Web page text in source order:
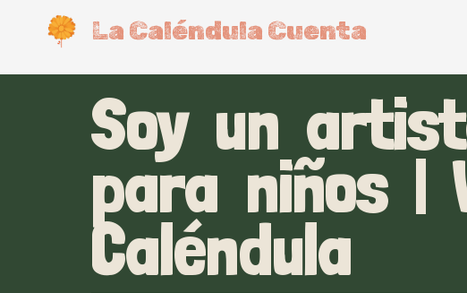
La Caléndula Cuenta
Soy un
para niños |
Caléndula